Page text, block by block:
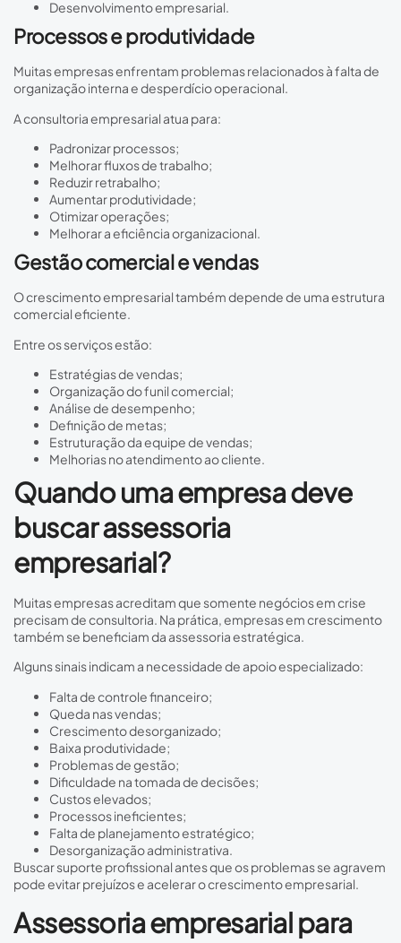
Desenvolvimento empresarial.
Processos e produtividade
Muitas empresas enfrentam problemas relacionados à falta de
organização interna e desperdício operacional.
A consultoria empresarial atua para:
Padronizar processos;
Melhorar fluxos de trabalho;
Reduzir retrabalho;
Aumentar produtividade;
Otimizar operações;
Melhorar a eficiência organizacional.
Gestão comercial e vendas
O crescimento empresarial também depende de uma estrutura
comercial eficiente.
Entre os serviços estão:
Estratégias de vendas;
Organização do funil comercial;
Análise de desempenho;
Definição de metas;
Estruturação da equipe de vendas;
Melhorias no atendimento ao cliente.
Quando uma empresa deve
buscar assessoria
empresarial?
Muitas empresas acreditam que somente negócios em crise
precisam de consultoria. Na prática, empresas em crescimento
também se beneficiam da assessoria estratégica.
Alguns sinais indicam a necessidade de apoio especializado:
Falta de controle financeiro;
Queda nas vendas;
Crescimento desorganizado;
Baixa produtividade;
Problemas de gestão;
Dificuldade na tomada de decisões;
Custos elevados;
Processos ineficientes;
Falta de planejamento estratégico;
Desorganização administrativa.
Buscar suporte profissional antes que os problemas se agravem
pode evitar prejuízos e acelerar o crescimento empresarial.
Assessoria empresarial para